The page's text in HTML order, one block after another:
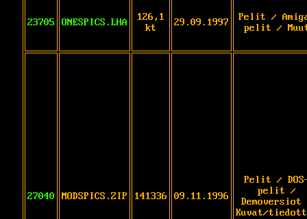
23705 ONESPICS.LHA
126,1
kt
29.09.1997
Pelit /
pelit /
27040 MODSPICS.ZIP 141336 09.11.1996
Pelit /
pelit /
Kuvat/